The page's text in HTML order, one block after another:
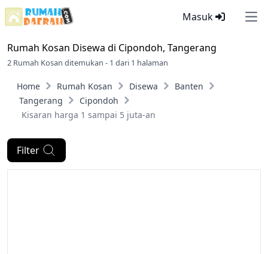
Masuk
Rumah Kosan Disewa di Cipondoh, Tangerang
2 Rumah Kosan ditemukan - 1 dari 1 halaman
Home Rumah Kosan Disewa
Banten
Tangerang
Cipondoh
Kisaran harga 1 sampai 5 juta-an
Filter